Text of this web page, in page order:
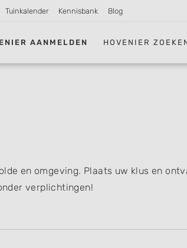
Tuinkalender Kennisbank Blog
AANMELDEN HOVENIER
en omgeving. Plaats uw klus en
verplichtingen!